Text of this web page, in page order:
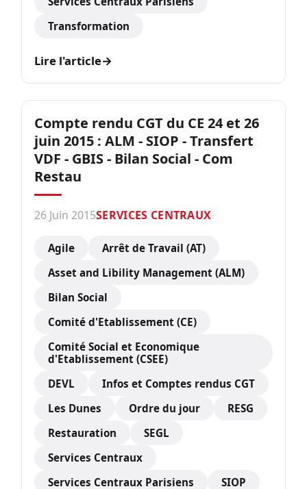
Transformation
Lire l'article→
Compte rendu CGT du CE 24 et 26
juin 2015 : ALM - SIOP - Transfert
VDF - GBIS - Bilan Social - Com
Restau
26 Juin 2015SERVICES CENTRAUX
Agile
Arrêt de Travail (AT)
Asset and Libility Management (ALM)
Bilan Social
Comité d'Etablissement (CE)
Comité Social et Economique
d'Etablissement (CSEE)
DEVL
Infos et Comptes rendus CGT
Les Dunes
Ordre du jour
RESG
Restauration
SEGL
Services Centraux
Services Centraux Parisiens
SIOP